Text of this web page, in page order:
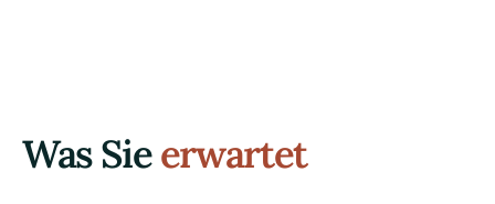
Was Sieerwartet